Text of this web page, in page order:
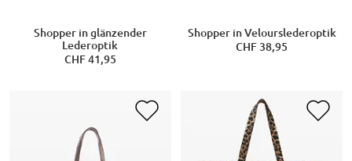
Shopper in glänzender
Lederoptik
CHF 41,95
Shopper in Velourslederoptik
CHF 38,95